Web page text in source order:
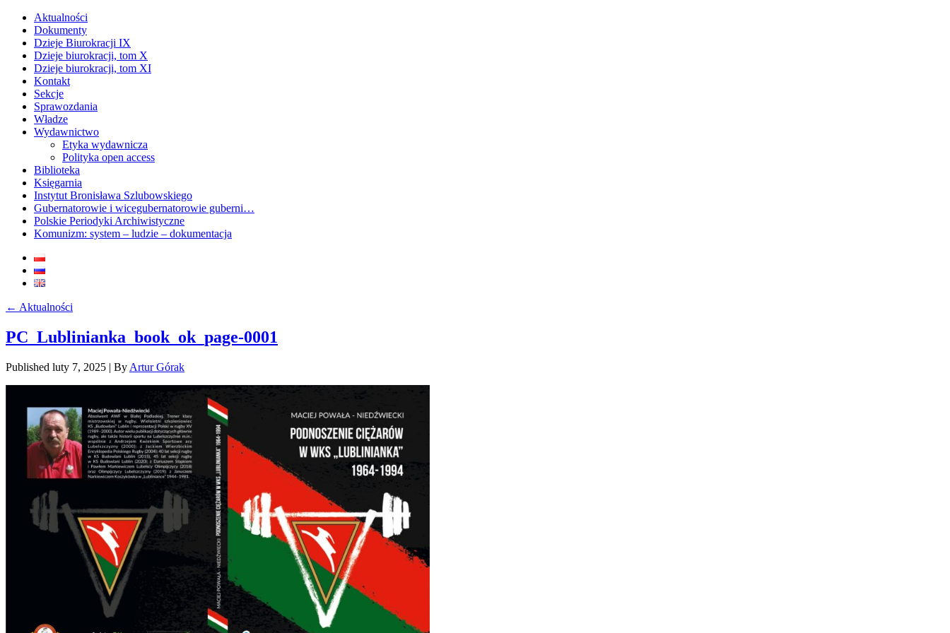
Aktualności
Dokumenty
Dzieje Biurokracji IX
Dzieje biurokracji, tom X
Dzieje biurokracji, tom XI
Kontakt
Sekcje
Sprawozdania
Władze
Wydawnictwo
Etyka wydawnicza
Polityka open access
Biblioteka
Księgarnia
Instytut Bronisława Szlubowskiego
Gubernatorowie i wicegubernatorowie guberni…
Polskie Periodyki Archiwistyczne
Komunizm: system – ludzie – dokumentacja
← Aktualności
PC_Lublinianka_book_ok_page-0001
Published luty 7, 2025 | By Artur Górak